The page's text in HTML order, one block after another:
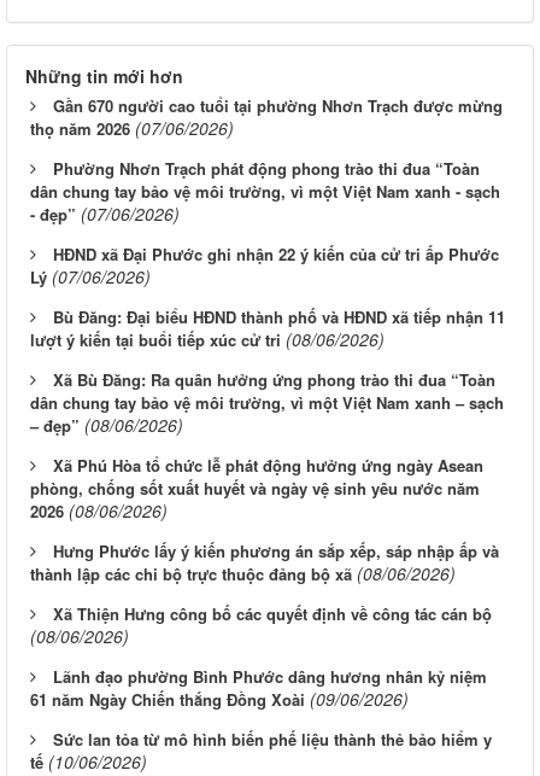
Những tin mới hơn
Gần 670 người cao tuổi tại phường Nhơn Trạch được mừng
thọ năm 2026 (07/06/2026)
Phường Nhơn Trạch phát động phong trào thi đua “Toàn
dân chung tay bảo vệ môi trường, vì một Việt Nam xanh - sạch
- đẹp” (07/06/2026)
HĐND xã Đại Phước ghi nhận 22 ý kiến của cử tri ấp Phước
Lý (07/06/2026)
Bù Đăng: Đại biểu HĐND thành phố và HĐND xã tiếp nhận 11
lượt ý kiến tại buổi tiếp xúc cử tri (08/06/2026)
Xã Bù Đăng: Ra quân hưởng ứng phong trào thi đua “Toàn
dân chung tay bảo vệ môi trường, vì một Việt Nam xanh – sạch
– đẹp” (08/06/2026)
Xã Phú Hòa tổ chức lễ phát động hưởng ứng ngày Asean
phòng, chống sốt xuất huyết và ngày vệ sinh yêu nước năm
2026 (08/06/2026)
Hưng Phước lấy ý kiến phương án sắp xếp, sáp nhập ấp và
thành lập các chi bộ trực thuộc đảng bộ xã (08/06/2026)
Xã Thiện Hưng công bố các quyết định về công tác cán bộ
(08/06/2026)
Lãnh đạo phường Bình Phước dâng hương nhân kỷ niệm
61 năm Ngày Chiến thắng Đồng Xoài (09/06/2026)
Sức lan tỏa từ mô hình biến phế liệu thành thẻ bảo hiểm y
tế (10/06/2026)